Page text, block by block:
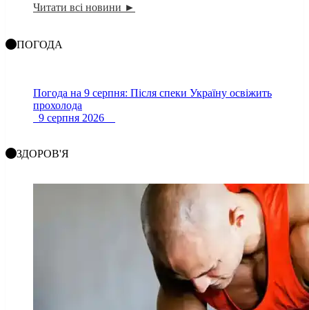
Читати всі новини ►
ПОГОДА
Погода на 9 серпня: Після спеки Україну освіжить
прохолода
9 серпня 2026
ЗДОРОВ'Я